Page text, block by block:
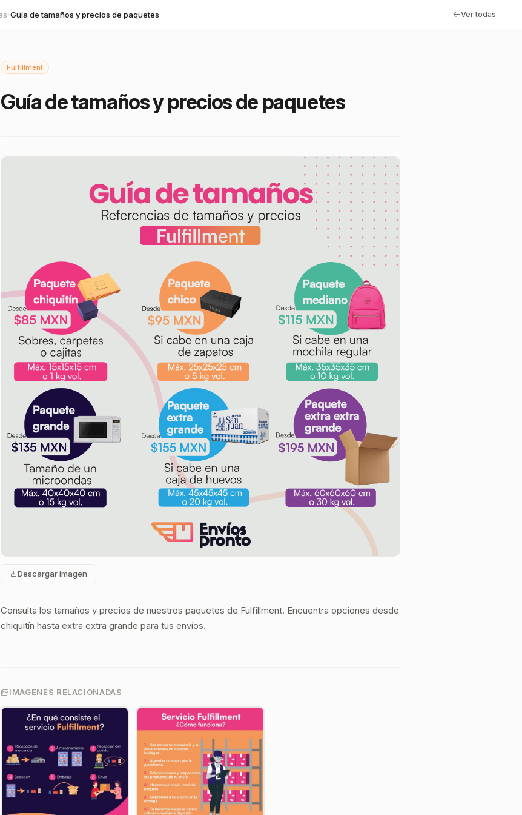
› Guía de tamaños y precios de paquetes Ver todas
Fulfillment
Guía de tamaños y precios de paquetes
Descargar imagen
Consulta los tamaños y precios de nuestros paquetes de Fulfillment. Encuentra opciones desde
chiquitín hasta extra extra grande para tus envíos.
IMÁGENES RELACIONADAS